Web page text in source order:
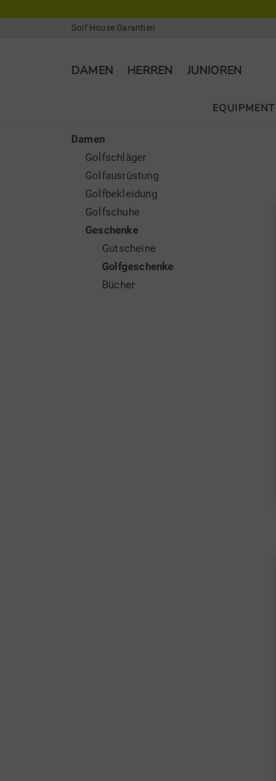
Golf House Garantien
DAMEN HERREN JUNIOREN
EQUIPMENT
Damen
Golfschläger
Golfausrüstung
Golfbekleidung
Golfschuhe
Geschenke
Gutscheine
Golfgeschenke
Bücher